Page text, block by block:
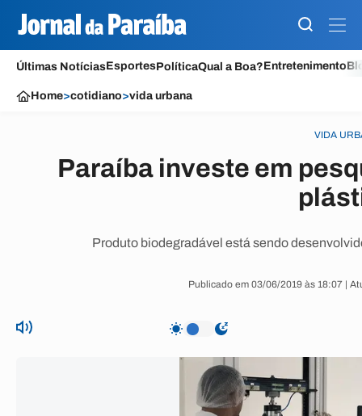
Últimas NotíciasEsportesPolíticaQual a Boa?Entretenimento
Home>cotidiano>vida urbana
VIDA
Paraíba investe em
Produto biodegradável está sendo
Publicado em 03/06/2019 às 18:07 |